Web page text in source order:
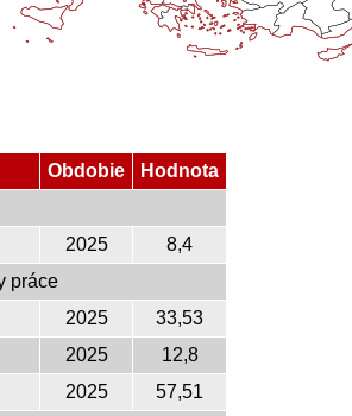
Obdobie
Hodnota
2025
8,4
práce
2025
33,53
2025
12,8
2025
57,51